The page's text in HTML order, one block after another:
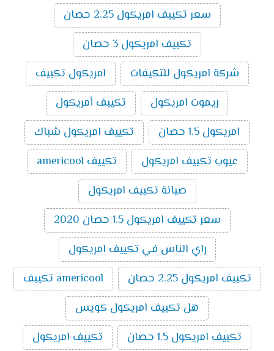
تكييف ميديا ميشن بارد ساخن انفرتر 3 حصان
14500 جنية
اسعار تكييف ميديا اسبليت ارضي
سقفي بارد ساخن2024
سعر تكييف ميديا اسبليت ارضي سقفي 2.25
حصان بارد ساخن10000
سعر تكييف ميديا اسبليت ارضي سقفي 3 حصان
بارد ساخن11800
سعر تكييف ميديا اسبليت ارضي سقفي 4 حصان
بارد ساخن16200
بارد ساخن18300
تكييفات ميديا
تُعد تكييفات ميديا من ماركات التكييف المتميزة التي تتوفر
بالأسواق ومن أهم مميزاتها سعرها المناسب ومن أهم ما
يميز تكييفات ميديا الآتي:
الذكاء الصناعي:تُعتبر تكييفات ميديا من أفضل
ماركات التكييف الذكية حيث أن بعض الموديلات التي
تصدر منه تمتلك إمكانية الاتصال بالواي فاي والتي
تسمح بالتحكم فيه من خارج المنزل.
سعر تكييف امريكول 2.25 حصان
تكييف امريكول 3 حصان
شركة امريكول للتكيفات
امريكول تكييف
ريموت امريكول
تكييف أمريكول
امريكول 1.5 حصان
تكييف امريكول شباك
عيوب تكييف امريكول
تكييف americool
صيانة تكييف امريكول
سعر تكييف امريكول 1.5 حصان 2020
راي الناس في تكييف امريكول
تكييف امريكول 2.25 حصان
americool تكييف
هل تكييف امريكول كويس
تكييف امريكول 1.5 حصان
تكييف امريكول